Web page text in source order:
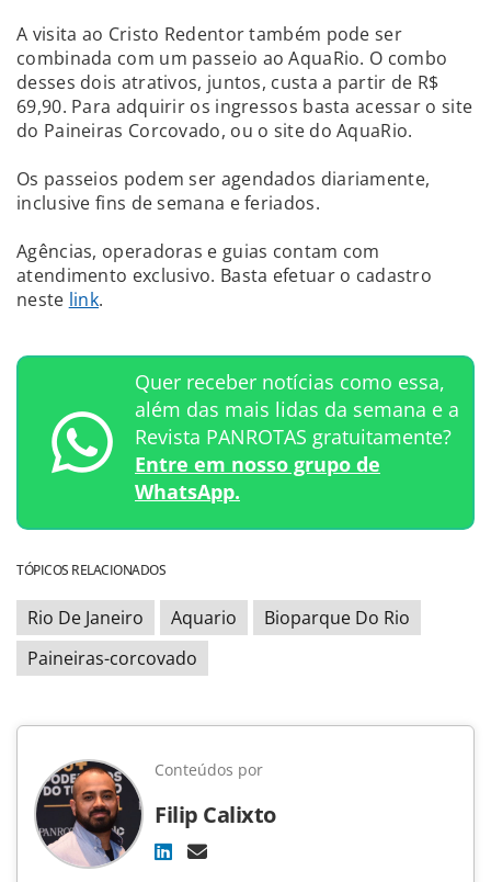
A visita ao Cristo Redentor também pode ser
combinada com um passeio ao AquaRio. O combo
desses dois atrativos, juntos, custa a partir de R$
69,90. Para adquirir os ingressos basta acessar o site
do Paineiras Corcovado, ou o site do AquaRio.
Os passeios podem ser agendados diariamente,
inclusive fins de semana e feriados.
Agências, operadoras e guias contam com
atendimento exclusivo. Basta efetuar o cadastro
neste link.
Quer receber notícias como essa,
além das mais lidas da semana e a
Revista PANROTAS gratuitamente?
Entre em nosso grupo de
WhatsApp.
TÓPICOS RELACIONADOS
Rio De Janeiro Aquario
Bioparque Do Rio
Paineiras-corcovado
Conteúdos por
Filip Calixto